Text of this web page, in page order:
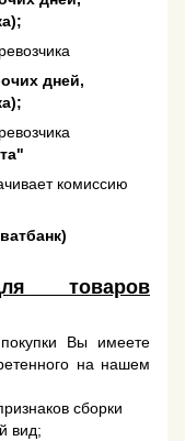
дней,
комиссию
товаров
Вы имеете
на нашем
сборки
вид;